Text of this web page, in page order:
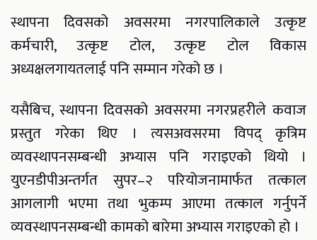
स्थापना दिवसको अवसरमा नगरपालिकाले उत्कृष्ट
कर्मचारी, उत्कृष्ट टोल, उत्कृष्ट टोल विकास
अध्यक्षलगायतलाई पनि सम्मान गरेको छ ।
यसैबिच, स्थापना दिवसको अवसरमा नगरप्रहरीले कवाज
प्रस्तुत गरेका थिए । त्यसअवसरमा विपद् कृत्रिम
व्यवस्थापनसम्बन्धी अभ्यास पनि गराइएको थियो ।
युएनडीपीअन्तर्गत सुपर–२ परियोजनामार्फत तत्काल
आगलागी भएमा तथा भुकम्प आएमा तत्काल गर्नुपर्ने
व्यवस्थापनसम्बन्धी कामको बारेमा अभ्यास गराइएको हो ।